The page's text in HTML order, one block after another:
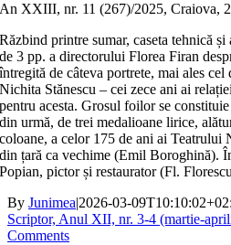
An XXIII, nr. 11 (267)/2025, Craiova,
Răzbind printre sumar, caseta tehnică
de 3 pp. a directorului Florea Firan
întregită de câteva portrete, mai ales
Nichita Stănescu – cei zece ani ai
pentru acesta. Grosul foilor se
din urmă, de trei medalioane lirice,
coloane, a celor 175 de ani ai Teatrului
din țară ca vechime (Emil Boroghină).
Popian, pictor și restaurator (Fl.
By Junimea|2026-03-
Scriptor, Anul XII, nr. 3-4 (martie-
Comments